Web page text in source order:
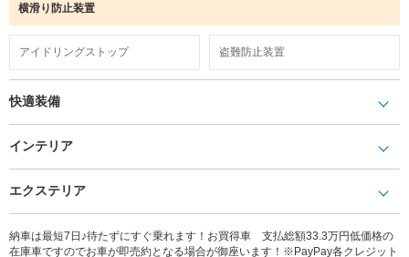
横滑り防止装置
アイドリングストップ 盗難防止装置
快適装備
インテリア
エクステリア
納車は最短7日♪待たずにすぐ乗れます！お買得車 支払総額33.3万円低価格の
在庫車ですのでお車が即売約となる場合が御座います！※PayPay各クレジット